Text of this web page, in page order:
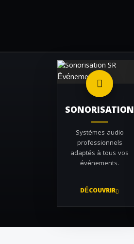
SONORISATION
Systèmes audio
professionnels
adaptés à tous vos
événements.
DÉCOUVRIR